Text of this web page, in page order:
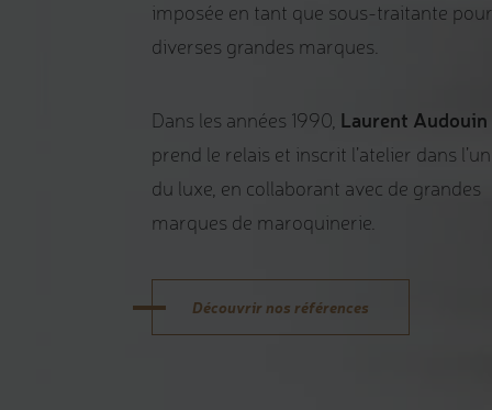
imposée en tant que sous-traitante pour
diverses grandes marques.
Dans les années 1990, Laurent Audouin
prend le relais et inscrit l’atelier dans
du luxe, en collaborant avec de grandes
marques de maroquinerie.
Découvrir nos références